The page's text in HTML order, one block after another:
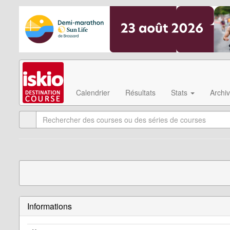
Calendrier Résultats Stats
Informations